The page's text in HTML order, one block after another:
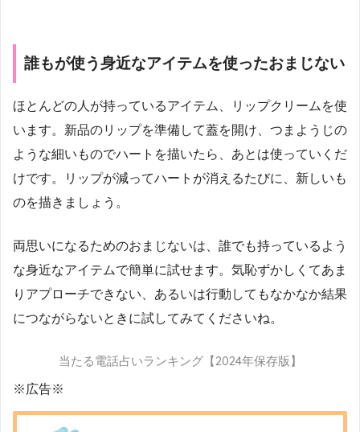
誰もが使う身近なアイテムを使ったおまじない
ほとんどの人が持っているアイテム、リップクリームを使
います。新品のリップを準備して蓋を開け、つまようじの
ような細いものでハートを描いたら、あとは使っていくだ
けです。リップが減ってハートが消えるたびに、新しいも
のを描きましょう。
両思いになるためのおまじないは、誰でも持っているよう
な身近なアイテムで簡単に試せます。気恥ずかしくてあま
りアプローチできない、あるいは行動してもなかなか結果
につながらないときに試してみてくださいね。
当たる電話占いランキング【2024年保存版】
※広告※